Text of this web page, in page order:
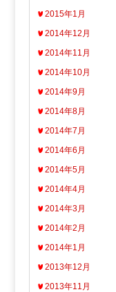
2015年1月
2014年12月
2014年11月
2014年10月
2014年9月
2014年8月
2014年7月
2014年6月
2014年5月
2014年4月
2014年3月
2014年2月
2014年1月
2013年12月
2013年11月